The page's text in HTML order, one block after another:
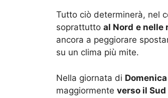
Tutto ciò determinerà, nel
soprattutto al Nord e nelle
ancora a peggiorare
su un clima più mite.
Nella giornata di Domenica
maggiormente verso il Sud